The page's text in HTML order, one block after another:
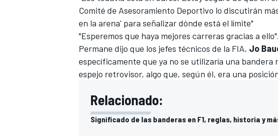
Comité de Asesoramiento Deportivo lo discutirán
en la arena' para señalizar dónde está el límite"
"Esperemos que haya mejores carreras gracias a ello".
Permane dijo que los jefes técnicos de la FIA, Jo
específicamente que ya no se utilizaría una bandera
espejo retrovisor, algo que, según él, era una
Relacionado:
Significado de las banderas en F1, reglas, historia y